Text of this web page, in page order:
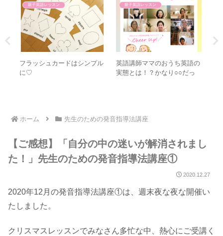
親子英語レッスン
フラッシュカードはシンプル
に♡
親子英語レッスン
英語講師ママのおうち英語の
実態とは！？かなり○○だっ
ホーム 先生のための発音指導法講座
【ご感想】「自分の中の迷いが解消されまし
た！」先生のための発音指導法講座①
2020.12.27
2020年12月の発音指導法講座①は、週末夜な夜な開催い
たしました。
クリスマスレッスンでみなさん多忙な中、熱心にご受講く